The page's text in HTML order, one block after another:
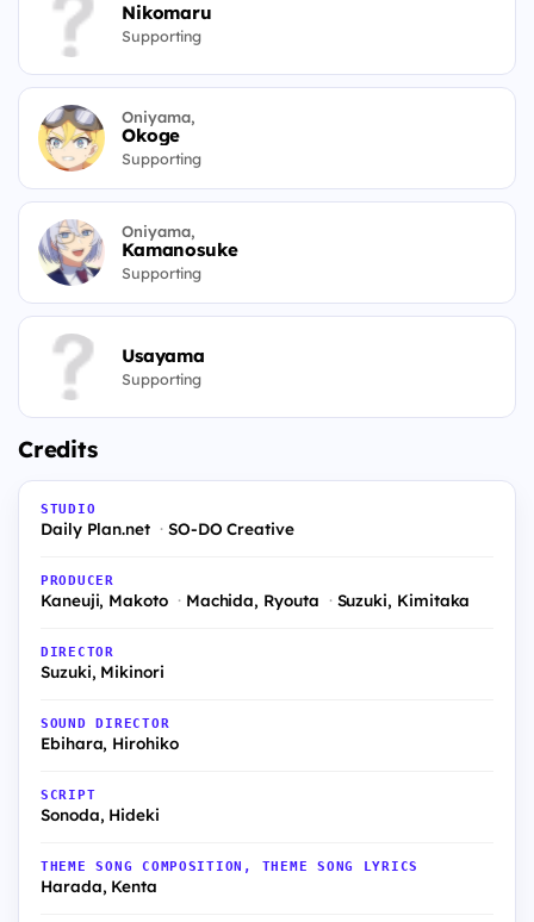
Nikomaru
Supporting
Oniyama,
Okoge
Supporting
Oniyama,
Kamanosuke
Supporting
Usayama
Supporting
Credits
STUDIO
Daily Plan.net SO-DO Creative
PRODUCER
Kaneuji, Makoto Machida, Ryouta Suzuki, Kimitaka
DIRECTOR
Suzuki, Mikinori
SOUND DIRECTOR
Ebihara, Hirohiko
SCRIPT
Sonoda, Hideki
THEME SONG COMPOSITION, THEME SONG LYRICS
Harada, Kenta